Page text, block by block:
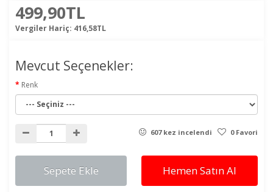
499,90TL
Vergiler Hariç: 416,58TL
Mevcut Seçenekler:
Renk
607 kez incelendi 0 Favori
Sepete Ekle Hemen Satın Al